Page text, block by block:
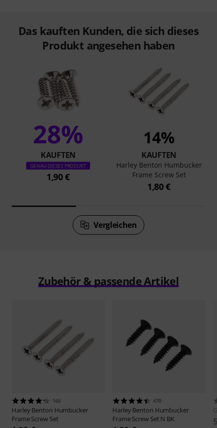
Das kauften Kunden, die sich dieses
Produkt angesehen haben
28%
KAUFTEN
GENAU DIESES PRODUKT
1,90 €
14%
KAUFTEN
Harley Benton Humbucker
Frame Screw Set
1,80 €
Vergleichen
Zubehör & passende Artikel
163
Harley Benton Humbucker
Frame Screw Set
470
Harley Benton Humbucker
Frame Screw Set N BK